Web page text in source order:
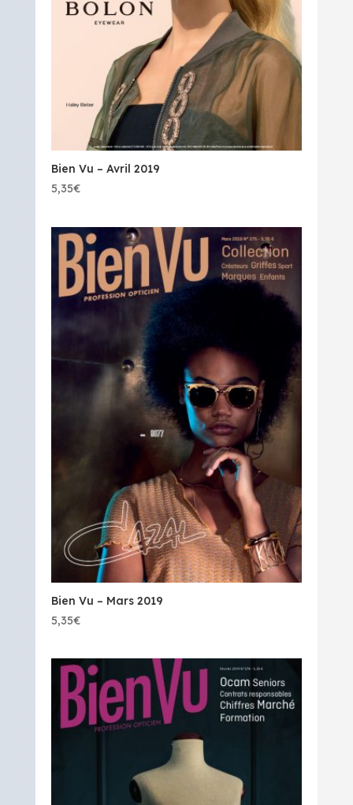
Bien Vu – Avril 2019
5,35€
Bien Vu – Mars 2019
5,35€